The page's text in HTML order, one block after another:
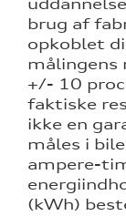
brug af
opkoblet
målingens
+/- 10
faktiske
ikke en
måles i
ampere-
(kWh)